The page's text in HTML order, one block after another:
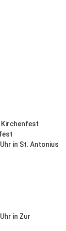
Kirchenfest
in St. Antonius
in Zur